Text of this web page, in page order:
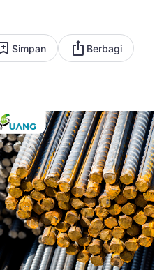
Simpan Berbagi